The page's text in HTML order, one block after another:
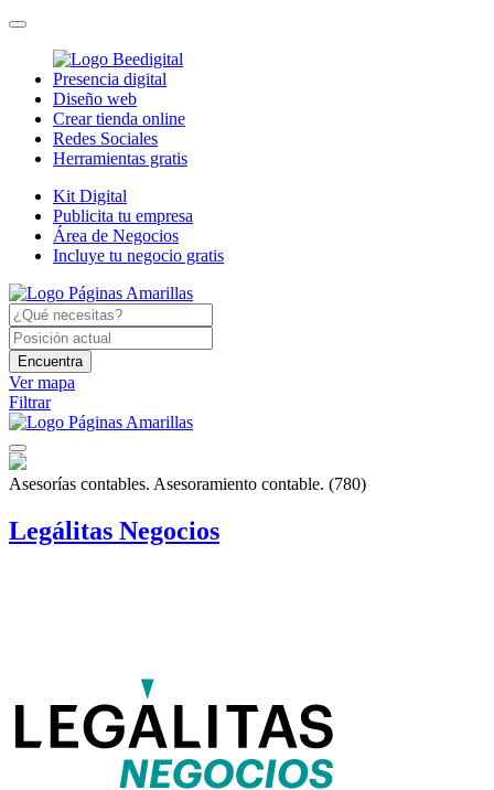
Presencia digital
Diseño web
Crear tienda online
Redes Sociales
Herramientas gratis
Kit Digital
Publicita tu empresa
Área de Negocios
Incluye tu negocio gratis
Encuentra
Ver mapa
Filtrar
Asesorías contables. Asesoramiento contable. (780)
Legálitas Negocios